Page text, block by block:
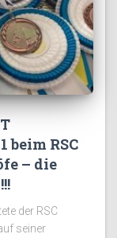
RSC
– die
der RSC
seiner